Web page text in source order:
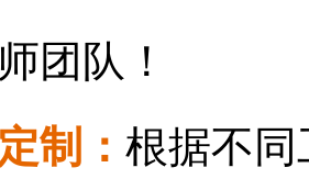
团队！
制： 根据不